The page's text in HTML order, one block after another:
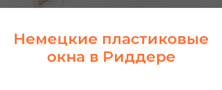
Немецкие пластиковые
окна в Риддере